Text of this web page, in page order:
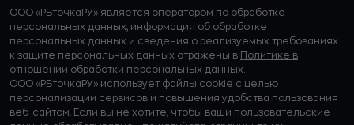
ООО «РБточкаРУ» является оператором по обработке
персональных данных, информация об обработке
персональных данных и сведения о реализуемых требованиях
к защите персональных данных отражены в Политике в
отношении обработки персональных данных.
ООО «РБточкаРУ» использует файлы cookie с целью
персонализации сервисов и повышения удобства пользования
веб-сайтом. Если вы не хотите, чтобы ваши пользовательские